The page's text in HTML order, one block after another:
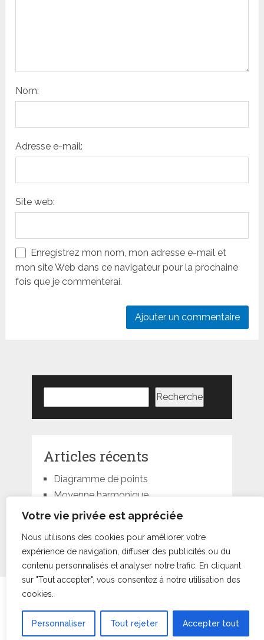
Votre vie privée est appréciée
Nous utilisons des cookies pour améliorer votre
expérience de navigation, diffuser des publicités ou du
contenu personnalisés et analyser notre trafic. En cliquant
sur "Tout accepter", vous consentez à notre utilisation des
cookies.
Personnaliser Tout rejeter Accepter tout
Nom:
Adresse e-mail:
Site web:
Enregistrez mon nom, mon adresse e-mail et
mon site Web dans ce navigateur pour la prochaine
fois que je commenterai.
Recherche
Articles récents
Diagramme de points
Moyenne harmonique
Moyenne géométrique
Moyenne pondérée
Statorials
Conditions d’Utilisation•À Propos•Contact|Retour au
sommet ↑